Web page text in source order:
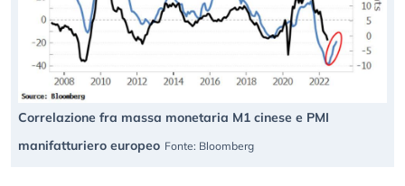
Correlazione fra massa monetaria M1 cinese e PMI
manifatturiero europeo Fonte: Bloomberg